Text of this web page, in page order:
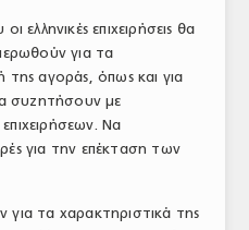
ελληνικές επιχειρήσεις θα
για τα
της αγοράς, όπως και για
συζητήσουν με
Να
για την επέκταση των
τα χαρακτηριστικά της